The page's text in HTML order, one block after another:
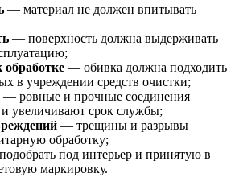
— материал не должен впитывать
— поверхность должна выдерживать
обработке — обивка должна подходить
в учреждении средств очистки;
— ровные и прочные соединения
увеличивают срок службы;
— трещины и разрывы
обработку;
под интерьер и принятую в
маркировку.